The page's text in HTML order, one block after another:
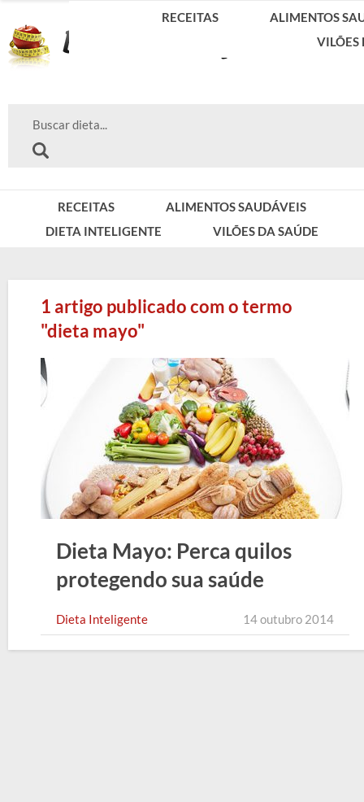
RECEITAS
ALIMENTOS SAUDÁVEIS
DIETA INTELIGENTE
VILÕES DA SAÚDE
RECEITAS
ALIMENTOS
VILÕES
1 artigo publicado com o termo
"dieta mayo"
Dieta Mayo: Perca quilos
protegendo sua saúde
Dieta Inteligente 14 outubro 2014